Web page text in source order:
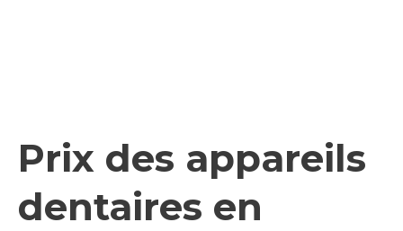
Prix des appareils
dentaires en